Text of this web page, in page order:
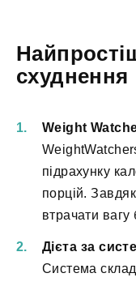
схуднення
Weight
підрахунку
порцій.
втрачати
Дієта за
Система